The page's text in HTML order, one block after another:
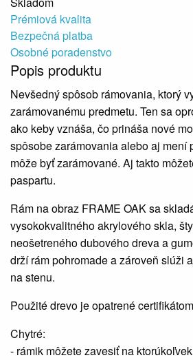
Prémiová kvalita
Bezpečná platba
Osobné poradenstvo
Popis produktu
Nevšedný spôsob rámovania, ktorý
zarámovanému predmetu. Ten sa
ako keby vznáša, čo prináša nové
spôsobe zarámovania alebo aj mení
môže byť zarámované. Aj takto
paspartu.
Rám na obraz FRAME OAK sa
vysokokvalitného akrylového skla,
neošetreného dubového dreva a
drží rám pohromade a zároveň slúži
na stenu.
Použité drevo je opatrené
Chytré:
- rámik môžete zavesiť na